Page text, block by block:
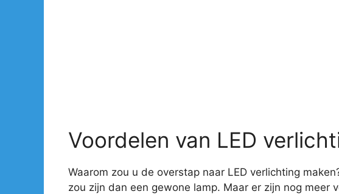
Voordelen van LED
Waarom zou u de overstap naar LED verlichting
zou zijn dan een gewone lamp. Maar er zijn nog